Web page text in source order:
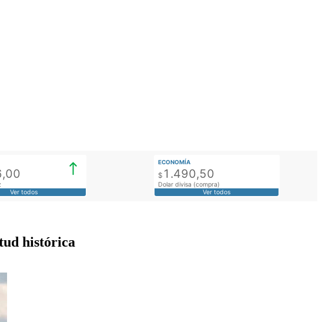
Ver todos
ECONOMÍA
$ 1.490,50
Dolar divisa (compra)
Ver todos
histórica